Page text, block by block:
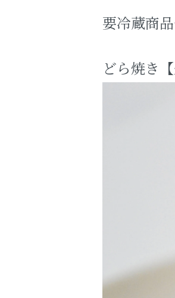
要冷蔵商
どら焼き